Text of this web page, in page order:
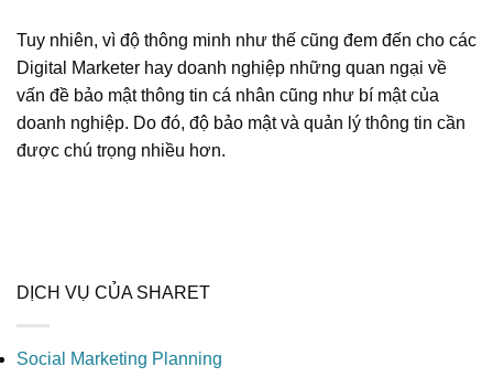
DỊCH VỤ CỦA SHARET
Social Marketing Planning
Tuy nhiên, vì độ thông minh như thế cũng đem đến cho các
Digital Marketer hay doanh nghiệp những quan ngại về
vấn đề bảo mật thông tin cá nhân cũng như bí mật của
doanh nghiệp. Do đó, độ bảo mật và quản lý thông tin cần
được chú trọng nhiều hơn.